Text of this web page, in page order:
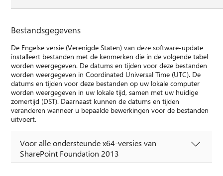
Bestandsgegevens
De Engelse versie (Verenigde Staten) van deze software-update
installeert bestanden met de kenmerken die in de volgende tabel
worden weergegeven. De datums en tijden voor deze bestanden
worden weergegeven in Coordinated Universal Time (UTC). De
datums en tijden voor deze bestanden op uw lokale computer
worden weergegeven in uw lokale tijd, samen met uw huidige
zomertijd (DST). Daarnaast kunnen de datums en tijden
veranderen wanneer u bepaalde bewerkingen voor de bestanden
uitvoert.
Voor alle ondersteunde x64-versies van
SharePoint Foundation 2013